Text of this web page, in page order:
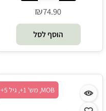
₪74.90
הוסף לסל
MOB, מש' 1+, גיל 5+